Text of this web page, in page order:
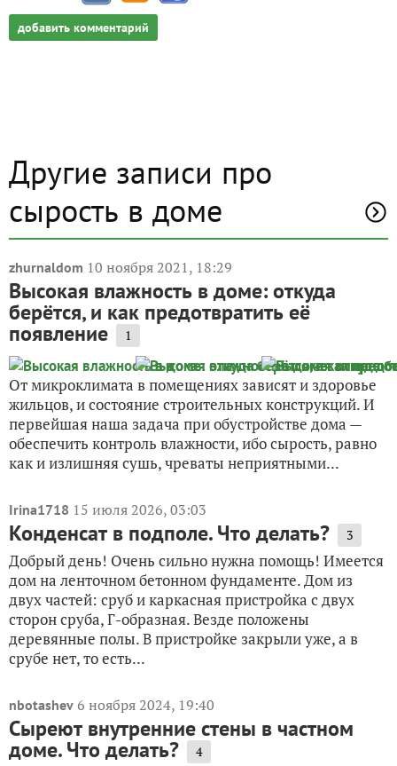
добавить комментарий
Другие записи про
сырость в доме
zhurnaldom 10 ноября 2021, 18:29
Высокая влажность в доме: откуда
берётся, и как предотвратить её
появление 1
От микроклимата в помещениях зависят и здоровье
жильцов, и состояние строительных конструкций. И
первейшая наша задача при обустройстве дома —
обеспечить контроль влажности, ибо сырость, равно
как и излишняя сушь, чреваты неприятными...
Irina1718 15 июля 2026, 03:03
Конденсат в подполе. Что делать? 3
Добрый день! Очень сильно нужна помощь! Имеется
дом на ленточном бетонном фундаменте. Дом из
двух частей: сруб и каркасная пристройка с двух
сторон сруба, Г-образная. Везде положены
деревянные полы. В пристройке закрыли уже, а в
срубе нет, то есть...
nbotashev 6 ноября 2024, 19:40
Сыреют внутренние стены в частном
доме. Что делать? 4